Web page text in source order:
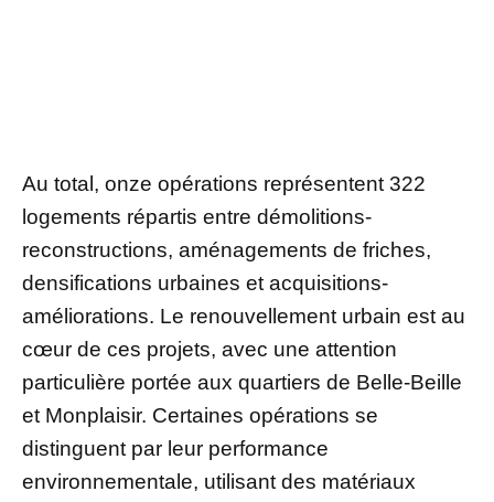
Au total, onze opérations représentent 322
logements répartis entre démolitions-
reconstructions, aménagements de friches,
densifications urbaines et acquisitions-
améliorations. Le renouvellement urbain est au
cœur de ces projets, avec une attention
particulière portée aux quartiers de Belle-Beille
et Monplaisir. Certaines opérations se
distinguent par leur performance
environnementale, utilisant des matériaux